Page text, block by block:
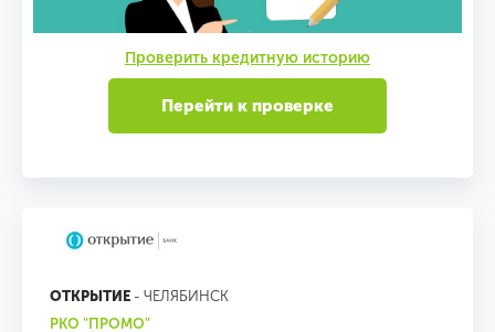
Проверить кредитную историю
Перейти к проверке
ОТКРЫТИЕ - ЧЕЛЯБИНСК
РКО "ПРОМО"